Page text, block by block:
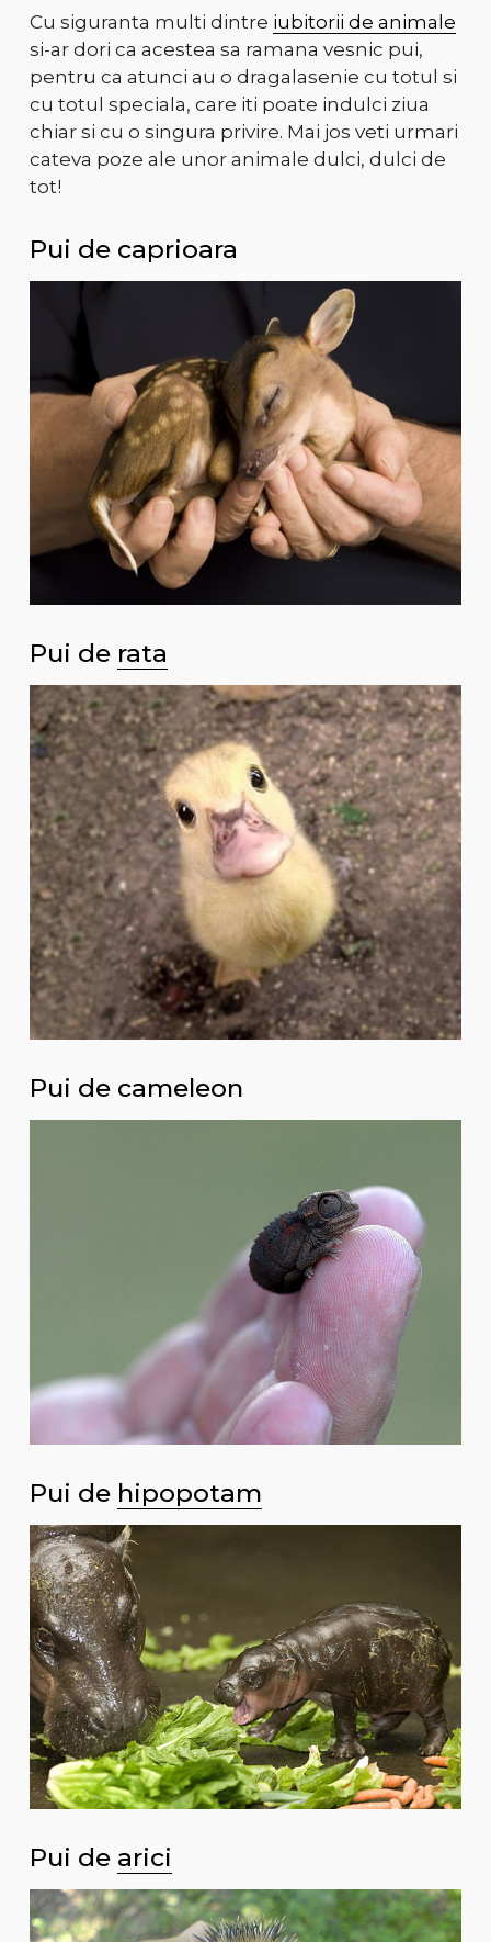
Cu siguranta multi dintre iubitorii de animale
si-ar dori ca acestea sa ramana vesnic pui,
pentru ca atunci au o dragalasenie cu totul si
cu totul speciala, care iti poate indulci ziua
chiar si cu o singura privire. Mai jos veti urmari
cateva poze ale unor animale dulci, dulci de
tot!
Pui de caprioara
Pui de rata
Pui de cameleon
Pui de hipopotam
Pui de arici